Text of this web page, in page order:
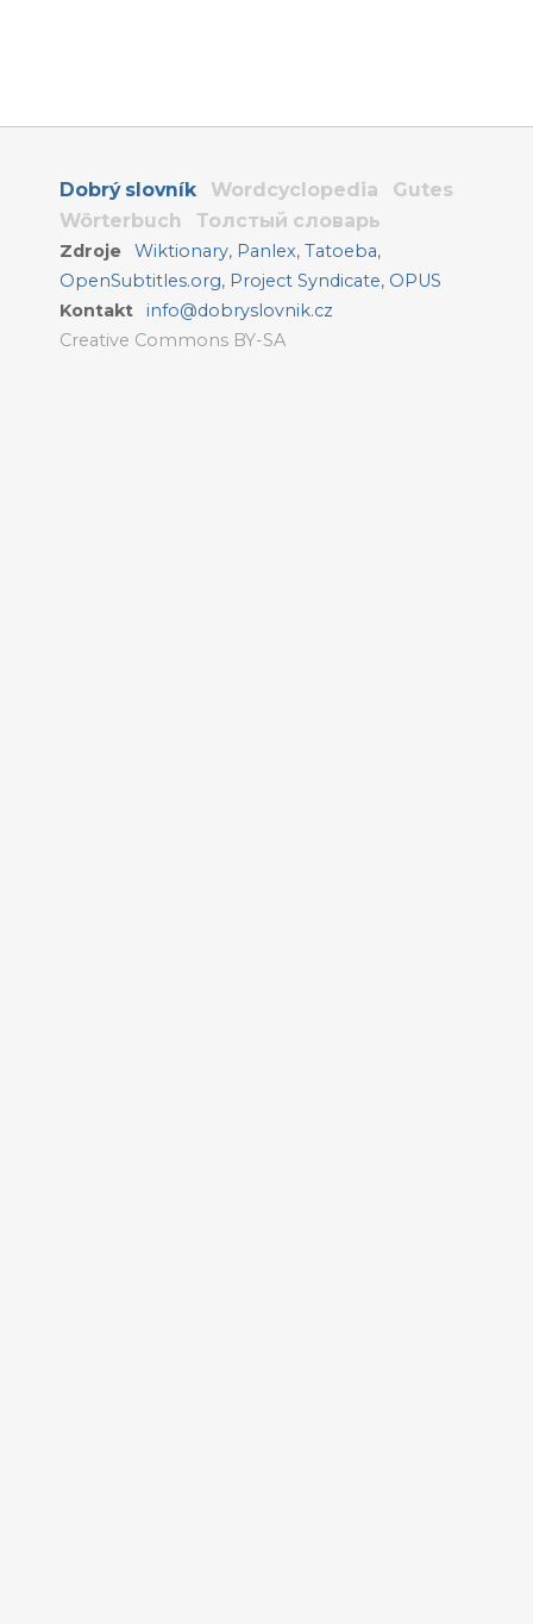
Dobrý slovník Wordcyclopedia
Gutes
Wörterbuch
Толстый словарь
Zdroje Wiktionary, Panlex,Tatoeba,
OpenSubtitles.org, Project Syndicate, OPUS
Kontakt
info@dobryslovnik.cz
Creative Commons BY-SA